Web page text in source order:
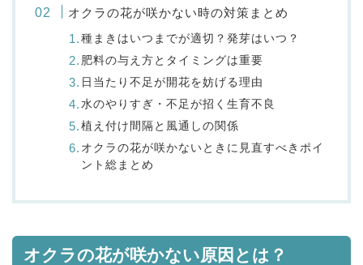
オクラの花が咲かない時の対策まとめ
種まきはいつまでが適切？発芽はいつ？
肥料の与え方とタイミングは重要
日当たり不足が開花を妨げる理由
水のやりすぎ・不足が招く生育不良
植え付け間隔と風通しの関係
オクラの花が咲かないときに見直すべきポイ
ント総まとめ
オクラの花が咲かない原因とは？